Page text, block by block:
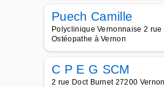
Puech Camille
Polyclinique Vernonnaise 2
Ostéopathe à Vernon
C P E G SCM
2 rue Doct Burnet 27200